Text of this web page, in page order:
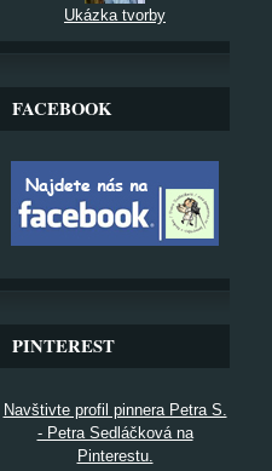
Ukázka tvorby
FACEBOOK
PINTEREST
Navštivte profil pinnera Petra S.
- Petra Sedláčková na
Pinterestu.